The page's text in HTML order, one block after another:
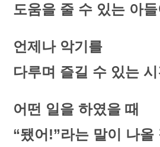
도움을 줄 수 있는 아
언제나 악기를
다루며 즐길 수 있는
어떤 일을 하였을 때
“됐어!”라는 말이 나올